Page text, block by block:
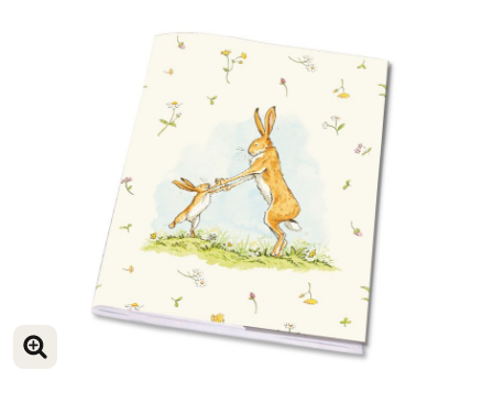
BILD VERGRÖSSERN